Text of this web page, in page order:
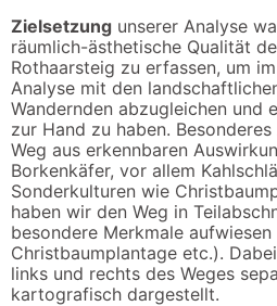
Zielsetzung unserer Analyse
räumlich-ästhetische Qualität
Rothaarsteig zu erfassen, um
Analyse mit den
Wandernden abzugleichen und
zur Hand zu haben.
Weg aus erkennbaren
Borkenkäfer, vor allem
Sonderkulturen wie
haben wir den Weg in
besondere Merkmale
Christbaumplantage etc.).
links und rechts des Weges
kartografisch dargestellt.